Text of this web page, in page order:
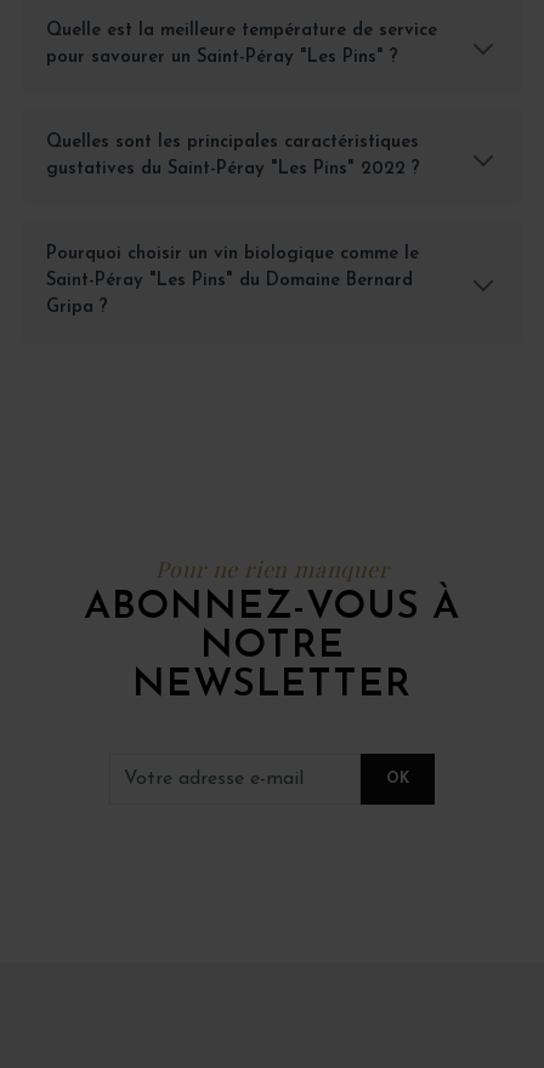
Quelle est la meilleure température de service
pour savourer un Saint-Péray "Les Pins" ?
Quelles sont les principales caractéristiques
gustatives du Saint-Péray "Les Pins" 2022 ?
Pourquoi choisir un vin biologique comme le
Saint-Péray "Les Pins" du Domaine Bernard
Gripa ?
Pour ne rien manquer
ABONNEZ-VOUS À
NOTRE
NEWSLETTER